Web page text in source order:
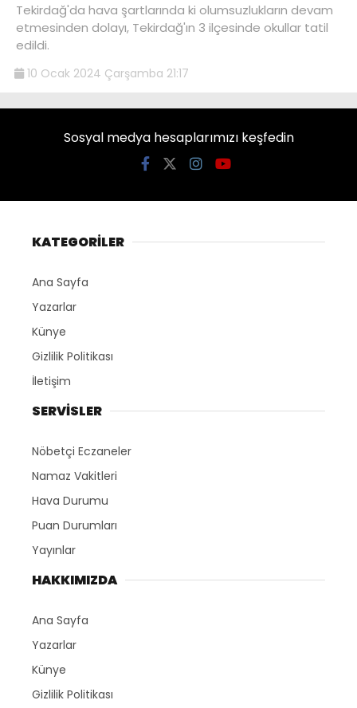
Tekirdağ'da hava şartlarında ki olumsuzlukların devam
etmesinden dolayı, Tekirdağ'ın 3 ilçesinde okullar tatil
edildi.
10 Ocak 2024 Çarşamba 21:17
Sosyal medya hesaplarımızı keşfedin
KATEGORİLER
Ana Sayfa
Yazarlar
Künye
Gizlilik Politikası
İletişim
SERVİSLER
Nöbetçi Eczaneler
Namaz Vakitleri
Hava Durumu
Puan Durumları
Yayınlar
HAKKIMIZDA
Ana Sayfa
Yazarlar
Künye
Gizlilik Politikası